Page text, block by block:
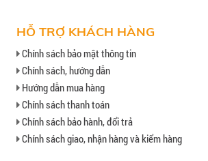
HỖ TRỢ KHÁCH HÀNG
Chính sách bảo mật thông tin
Chính sách, hướng dẫn
Hướng dẫn mua hàng
Chính sách thanh toán
Chính sách bảo hành, đổi trả
Chính sách giao, nhận hàng và kiểm hàng